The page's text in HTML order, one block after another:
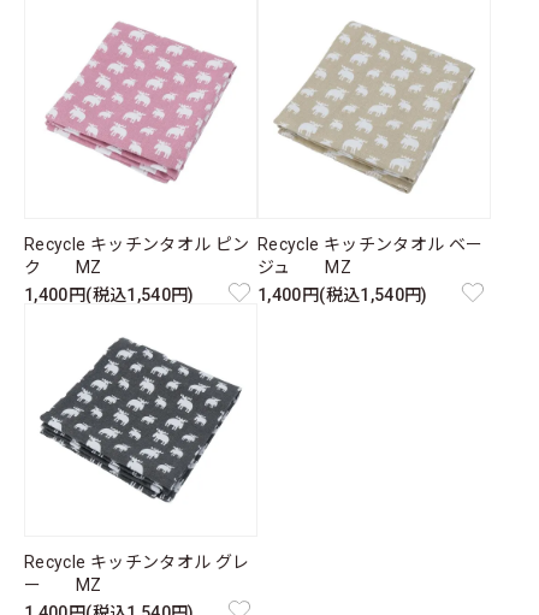
Recycle キッチンタオル ピン
ク MZ
1,400円(税込1,540円)
Recycle キッチンタオル ベー
ジュ MZ
1,400円(税込1,540円)
Recycle キッチンタオル グレ
ー MZ